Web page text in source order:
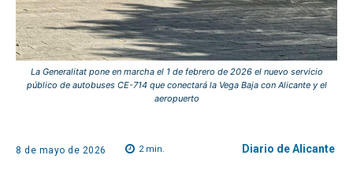
La Generalitat pone en marcha el 1 de febrero de 2026 el nuevo servicio
público de autobuses CE-714 que conectará la Vega Baja con Alicante y el
aeropuerto
8 de mayo de 2026 2min. Diario de Alicante